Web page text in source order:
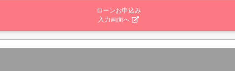
サービスの提供にかかる妥当性の判断のため
用情報機関に提供する場合等、適切な業務の遂行に必要な範囲で第三者に
施等による金融商品やサービスの研究や開発のため
スに関する各種ご提案のため
案のため
ローンお申込み
入力画面へ